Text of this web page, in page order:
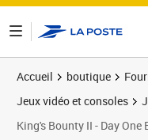
Accueil boutique
Jeux vidéo et consoles
King's Bounty II - Day